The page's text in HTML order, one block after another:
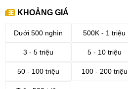
KHOẢNG GIÁ
Dưới 500 nghìn 500K - 1 triệu
3 - 5 triệu 5 - 10 triệu
50 - 100 triệu 100 - 200 triệu